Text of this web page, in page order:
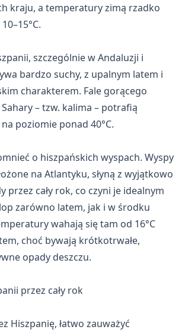
kraju, a temperatury zimą rzadko
szczególnie w Andaluzji i
bardzo suchy, z upalnym latem i
charakterem. Fale gorącego
– tzw. kalima – potrafią
poziomie ponad 40°C.
o hiszpańskich wyspach. Wyspy
na Atlantyku, słyną z wyjątkowo
przez cały rok, co czyni je idealnym
zarówno latem, jak i w środku
wahają się tam od 16°C
choć bywają krótkotrwałe,
opady deszczu.
przez cały rok
Hiszpanię, łatwo zauważyć